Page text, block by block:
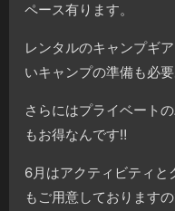
ペース有ります。
レンタルのキャンプギ
いキャンプの準備も必要
さらにはプライベート
もお得なんです‼️
6月はアクティビティと
もご用意しております